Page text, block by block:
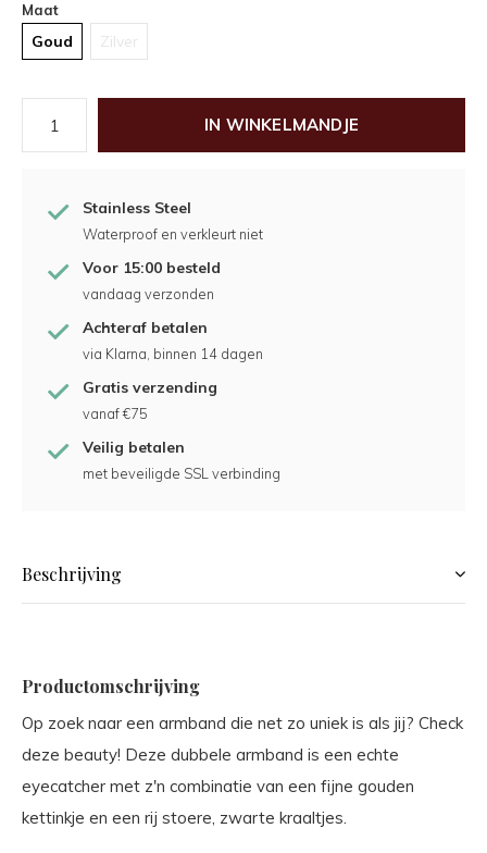
Maat
Goud Zilver
IN WINKELMANDJE
Stainless Steel
Waterproof en verkleurt niet
Voor 15:00 besteld
vandaag verzonden
Achteraf betalen
via Klarna, binnen 14 dagen
Gratis verzending
vanaf €75
Veilig betalen
met beveiligde SSL verbinding
Beschrijving
Productomschrijving
Op zoek naar een armband die net zo uniek is als jij? Check
deze beauty! Deze dubbele armband is een echte
eyecatcher met z'n combinatie van een fijne gouden
kettinkje en een rij stoere, zwarte kraaltjes.